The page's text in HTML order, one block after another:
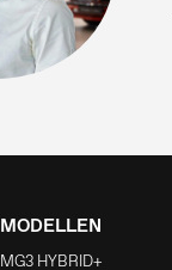
MODELLEN
MG3 HYBRID+